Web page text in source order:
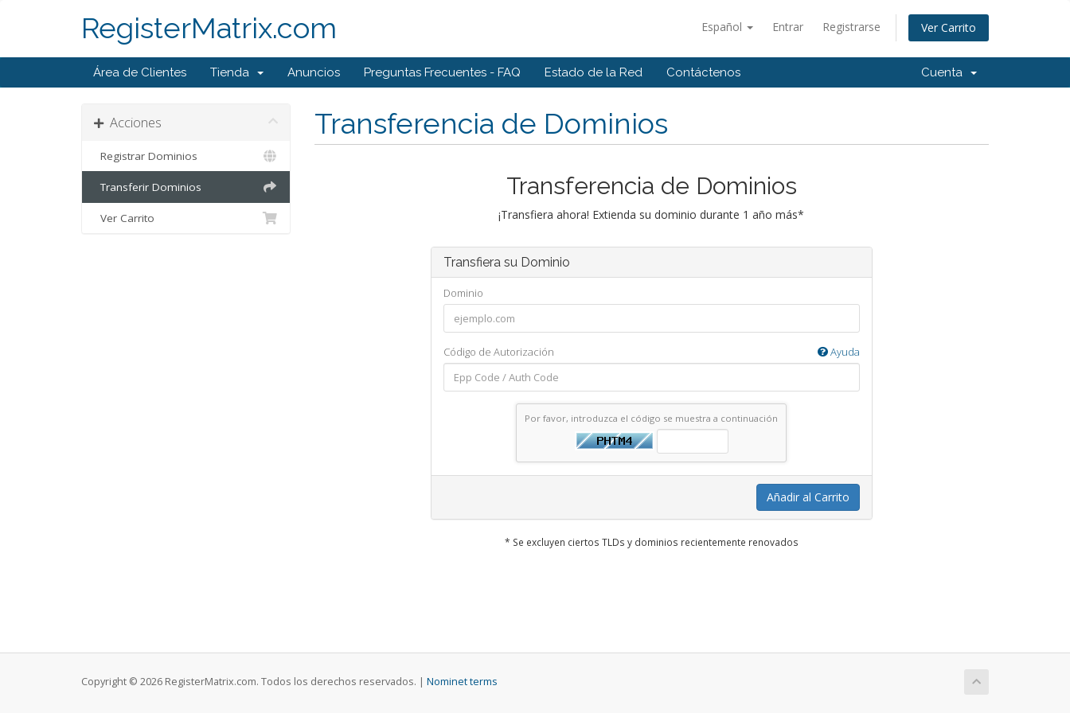
Español Entrar Registrarse Ver Carrito
RegisterMatrix.com
Área de Clientes Tienda Anuncios Preguntas Frecuentes - FAQ Estado de la Red Contáctenos Cuenta
Transferencia de Dominios
Acciones
Registrar Dominios
Transferir Dominios
Ver Carrito
Transferencia de Dominios
¡Transfiera ahora! Extienda su dominio durante 1 año más*
Transfiera su Dominio
Dominio
Código de Autorización Ayuda
Por favor, introduzca el código se muestra a continuación
Añadir al Carrito
* Se excluyen ciertos TLDs y dominios recientemente renovados
Copyright © 2026 RegisterMatrix.com. Todos los derechos reservados. | Nominet terms